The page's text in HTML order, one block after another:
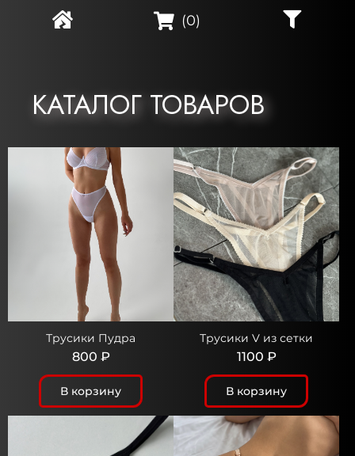
(0)
КАТАЛОГ ТОВАРОВ
Трусики Пудра
800 ₽
В корзину
Трусики V из сетки
1100 ₽
В корзину